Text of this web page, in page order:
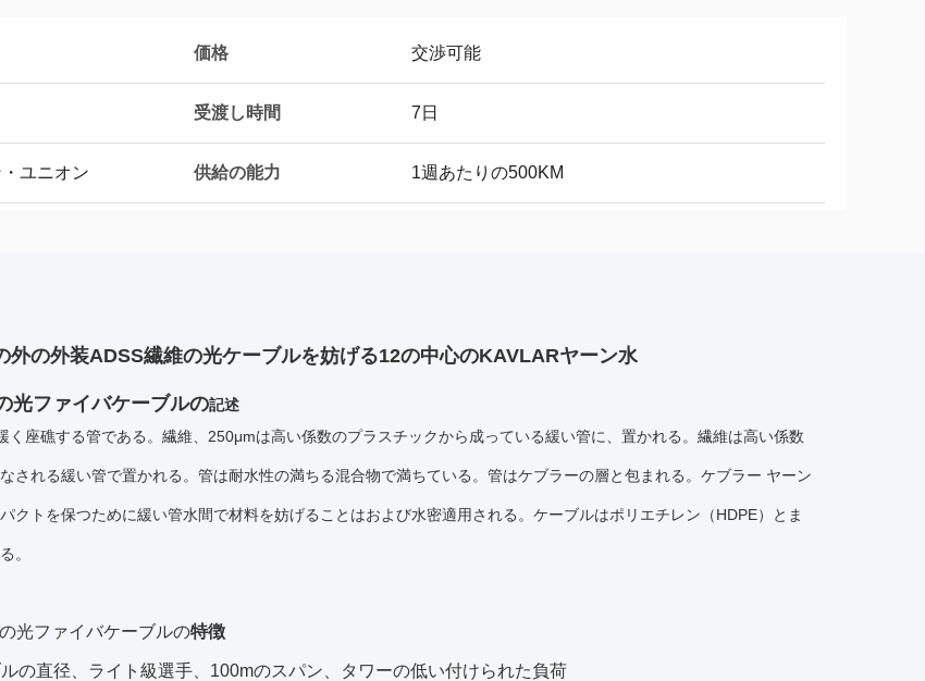
価格 交渉可能
受渡し時間 7日
ユニオン 供給の能力 1週あたりの500KM
外の外装ADSS繊維の光ケーブルを妨げる12の中心のKAVLARヤーン水
光ファイバケーブルの記述
く座礁する管である。繊維、250μmは高い係数のプラスチックから成っている緩い管に、置かれる。繊維は高い係数
される緩い管で置かれる。管は耐水性の満ちる混合物で満ちている。管はケブラーの層と包まれる。ケブラー ヤーン
クトを保つために緩い管水間で材料を妨げることはおよび水密適用される。ケーブルはポリエチレン（HDPE）とま
。
光ファイバケーブルの特徴
の直径、ライト級選手、100mのスパン、タワーの低い付けられた負荷